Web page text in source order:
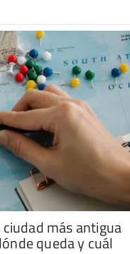
más antigua
queda y cuál